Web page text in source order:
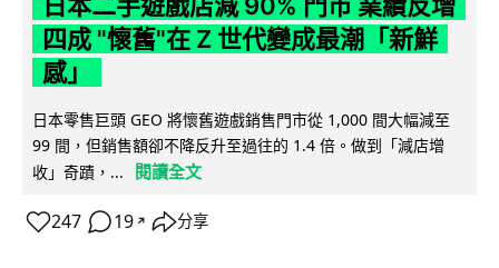
四成 "懷舊"在 Z 世代變成最潮「新鮮
感」
日本零售巨頭 GEO 將懷舊遊戲銷售門市從 1,000 間大幅減至
99 間，但銷售額卻不降反升至過往的 1.4 倍。做到「減店增
收」奇蹟，...
閱讀全文
247 19 ↗ 分享